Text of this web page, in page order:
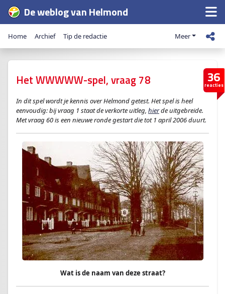
De weblog van Helmond
Home Archief Tip de redactie Meer
36
reacties
Het WWWWW-spel, vraag 78
In dit spel wordt je kennis over Helmond getest. Het spel is heel
eenvoudig: bij vraag 1 staat de verkorte uitleg, hierde uitgebreide.
Met vraag 60 is een nieuwe ronde gestart die tot 1 april 2006 duurt.
Wat is de naam van deze straat?